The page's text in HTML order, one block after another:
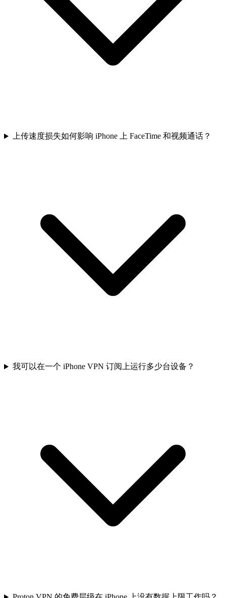
上传速度损失如何影响 iPhone 上 FaceTime 和视频通话？
我可以在一个 iPhone VPN 订阅上运行多少台设备？